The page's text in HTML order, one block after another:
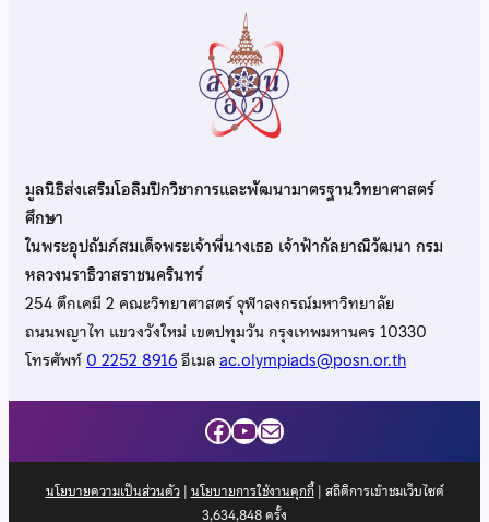
มูลนิธิส่งเสริมโอลิมปิกวิชาการและพัฒนามาตรฐานวิทยาศาสตร์
ศึกษา
ในพระอุปถัมภ์สมเด็จพระเจ้าพี่นางเธอ เจ้าฟ้ากัลยาณิวัฒนา กรม
หลวงนราธิวาสราชนครินทร์
254 ตึกเคมี 2 คณะวิทยาศาสตร์ จุฬาลงกรณ์มหาวิทยาลัย
ถนนพญาไท แขวงวังใหม่ เขตปทุมวัน กรุงเทพมหานคร 10330
โทรศัพท์0 2252 8916อีเมลac.olympiads@posn.or.th
Facebook
YouTube
Mail
นโยบายความเป็นส่วนตัว| นโยบายการใช้งานคุกกี้| สถิติการเข้าชมเว็บไซต์
3,634,848ครั้ง